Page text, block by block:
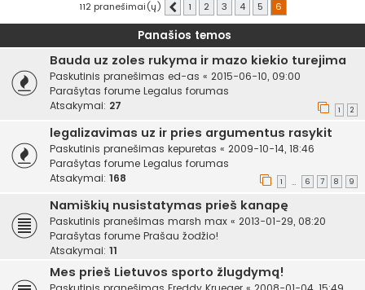
112 pranešimai(ų) Ankstesnis
1 2 3 4 5 6
Panašios temos
Bauda uz zoles rukyma ir mazo kiekio turejima
Paskutinis pranešimas ed-as « 2015-06-10, 09:00
Parašytas forume Legalus forumas
Atsakymai: 27 1 2
legalizavimas uz ir pries argumentus rasykit
Paskutinis pranešimas kepuretas « 2009-10-14, 18:46
Parašytas forume Legalus forumas
Atsakymai: 168 1 … 6 7 8 9
Namiškių nusistatymas prieš kanapę
Paskutinis pranešimas marsh max « 2013-01-29, 08:20
Parašytas forume Prašau žodžio!
Atsakymai: 11
Mes prieš Lietuvos sporto žlugdymą!